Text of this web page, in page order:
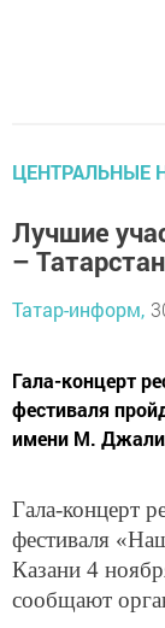
ЦЕНТРАЛЬНЫЕ
Лучшие
–
Татар-информ,
Гала-концерт
фестиваля
имени М.
Гала-концерт
фестиваля
Казани 4
сообщают